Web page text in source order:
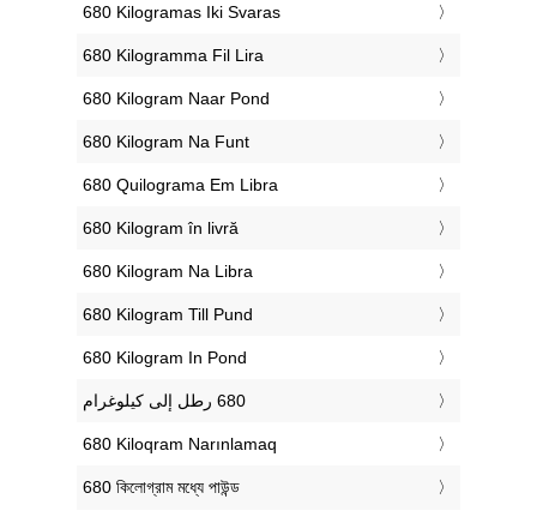
‎680 Kilogramas Iki Svaras
‎680 Kilogramma Fil Lira
‎680 Kilogram Naar Pond
‎680 Kilogram Na Funt
‎680 Quilograma Em Libra
‎680 Kilogram în livră
‎680 Kilogram Na Libra
‎680 Kilogram Till Pund
‎680 Kilogram In Pond
‎680 Kiloqram Narınlamaq
‎680 কিলোগ্রাম মধ্যে পাউন্ড